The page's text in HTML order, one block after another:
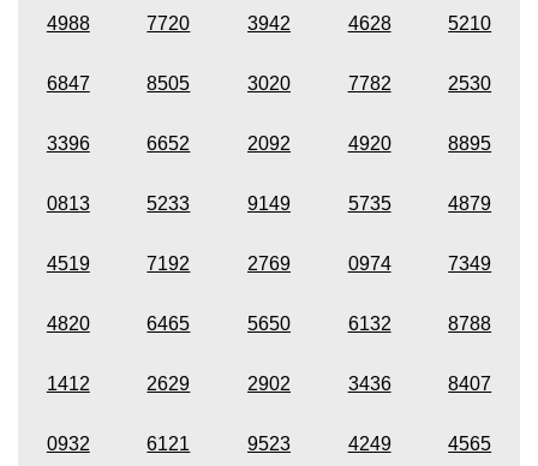
4988 7720 3942 4628 5210
6847 8505 3020 7782 2530
3396 6652 2092 4920 8895
0813 5233 9149 5735 4879
4519 7192 2769 0974 7349
4820 6465 5650 6132 8788
1412 2629 2902 3436 8407
0932 6121 9523 4249 4565